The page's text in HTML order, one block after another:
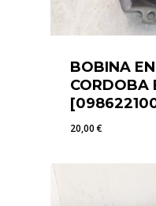
BOBINA
CORDOBA
20,00€